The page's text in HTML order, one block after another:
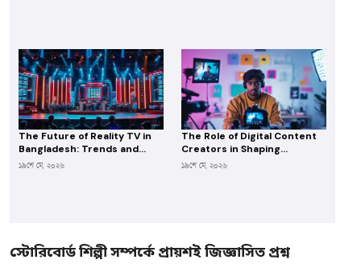
The Future of Reality TV in
Bangladesh: Trends and
Opportunities for Producers
১৯শে মে, ২০২৬
The Role of Digital Content
Creators in Shaping
Bangladesh’s Entertainment
১৯শে মে, ২০২৬
স্টোরিবোর্ড শিল্পী সম্পর্কে প্রায়শই জিজ্ঞাসিত প্রশ্ন